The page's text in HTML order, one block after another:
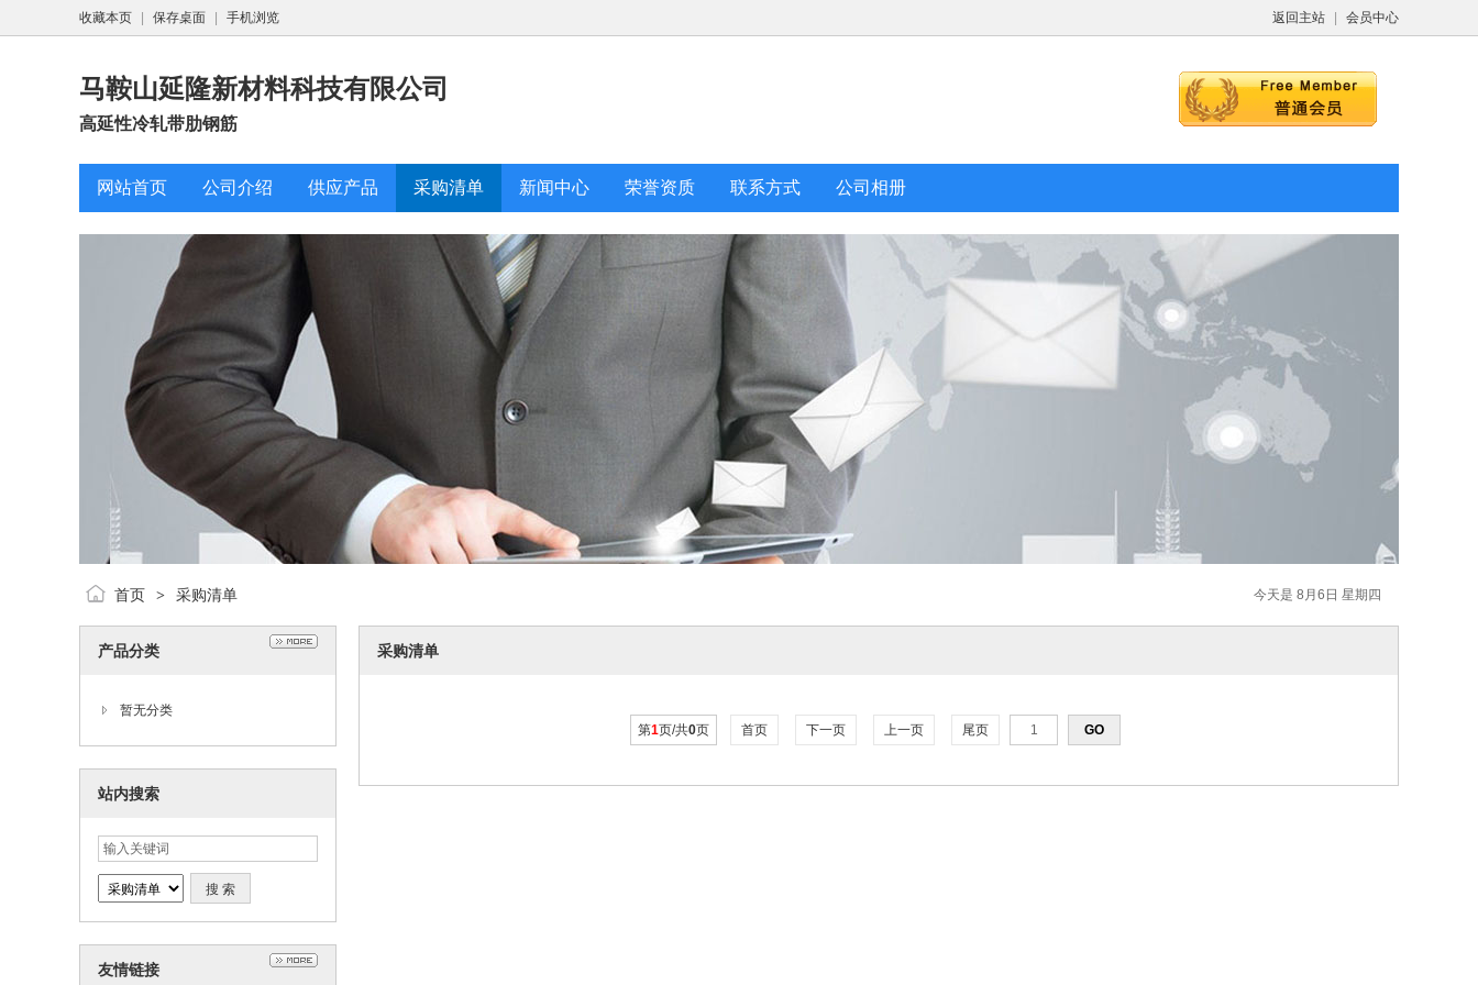
返回主站 会员中心
收藏本页 保存桌面 手机浏览
马鞍山延隆新材料科技有限公司
高延性冷轧带肋钢筋
网站首页 公司介绍 供应产品 采购清单 新闻中心 荣誉资质 联系方式 公司相册
今天是 8月6日 星期四
首页 > 采购清单
产品分类
暂无分类
站内搜索
友情链接
采购清单
第1页/共0页 首页 下一页 上一页 尾页